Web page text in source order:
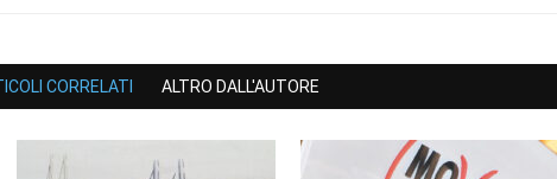
CORRELATI ALTRO DALL'AUTORE